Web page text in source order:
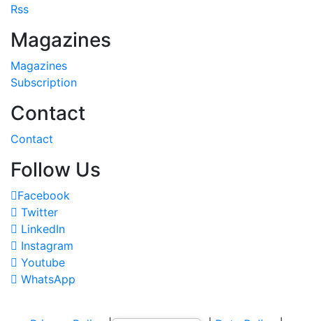
Rss
Magazines
Magazines
Subscription
Contact
Contact
Follow Us
Facebook
Twitter
LinkedIn
Instagram
Youtube
WhatsApp